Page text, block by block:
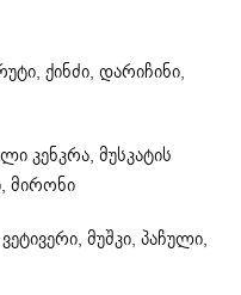
ქინძი, დარიჩინი,
კენკრა, მუსკატის
მირონი
მუშკი, პაჩული,